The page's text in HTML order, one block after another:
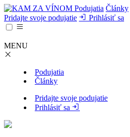
Podujatia Články
Pridajte svoje podujatie
Prihlásiť sa
MENU
Podujatia
Články
Pridajte svoje podujatie
Prihlásiť sa